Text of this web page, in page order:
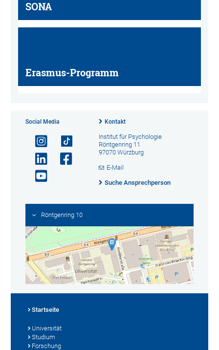
SONA
Erasmus-Programm
Social Media Kontakt
Institut für Psychologie
Röntgenring 11
97070 Würzburg
E-Mail
Suche Ansprechperson
Röntgenring 10
Startseite
Universität
Studium
Forschung